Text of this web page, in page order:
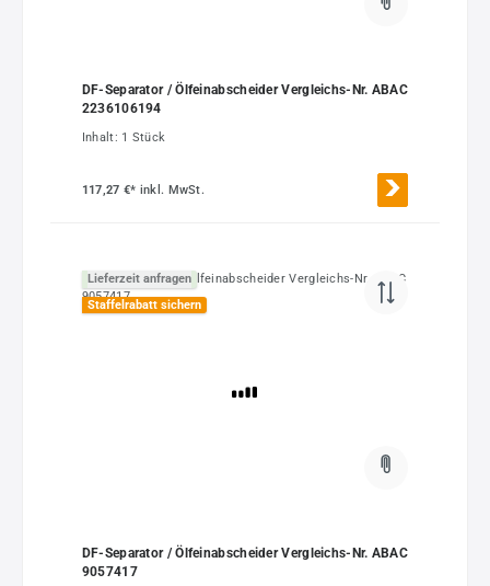
DF-Separator / Ölfeinabscheider Vergleichs-Nr. ABAC
2236106194
Inhalt: 1 Stück
117,27 €* inkl. MwSt.
Lieferzeit anfragen
Staffelrabatt sichern
DF-Separator / Ölfeinabscheider Vergleichs-Nr. ABAC
9057417